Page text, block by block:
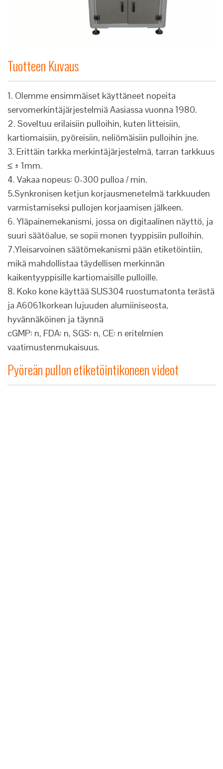
Tuotteen Kuvaus
1. Olemme ensimmäiset käyttäneet nopeita
servomerkintäjärjestelmiä Aasiassa vuonna 1980.
2. Soveltuu erilaisiin pulloihin, kuten litteisiin,
kartiomaisiin, pyöreisiin, neliömäisiin pulloihin jne.
3. Erittäin tarkka merkintäjärjestelmä, tarran tarkkuus
≤ ± 1mm.
4. Vakaa nopeus: 0-300 pulloa / min.
5.Synkronisen ketjun korjausmenetelmä tarkkuuden
varmistamiseksi pullojen korjaamisen jälkeen.
6. Yläpainemekanismi, jossa on digitaalinen näyttö, ja
suuri säätöalue, se sopii monen tyyppisiin pulloihin.
7.Yleisarvoinen säätömekanismi pään etiketöintiin,
mikä mahdollistaa täydellisen merkinnän
kaikentyyppisille kartiomaisille pulloille.
8. Koko kone käyttää SUS304 ruostumatonta terästä
ja A6061korkean lujuuden alumiiniseosta,
hyvännäköinen ja täynnä
cGMP: n, FDA: n, SGS: n, CE: n eritelmien
vaatimustenmukaisuus.
Pyöreän pullon etiketöintikoneen videot